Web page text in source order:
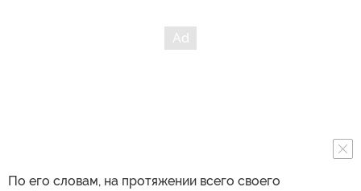
По его словам, на протяжении всего своего